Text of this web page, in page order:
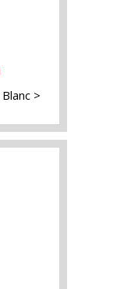
Blanc